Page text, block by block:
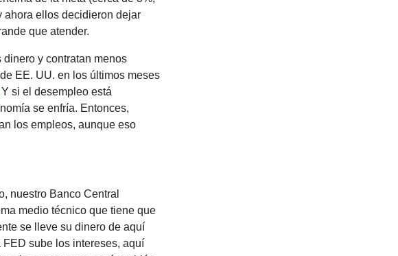
ahora ellos decidieron dejar
que atender.
y contratan menos
EE. UU. en los últimos meses
Y si el desempleo está
se enfría. Entonces,
los empleos, aunque eso
nuestro Banco Central
medio técnico que tiene que
se lleve su dinero de aquí
sube los intereses, aquí